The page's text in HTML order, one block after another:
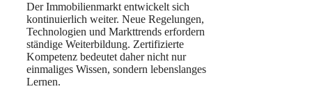
Der Immobilienmarkt entwickelt sich
kontinuierlich weiter. Neue Regelungen,
Technologien und Markttrends erfordern
ständige Weiterbildung. Zertifizierte
Kompetenz bedeutet daher nicht nur
einmaliges Wissen, sondern lebenslanges
Lernen.